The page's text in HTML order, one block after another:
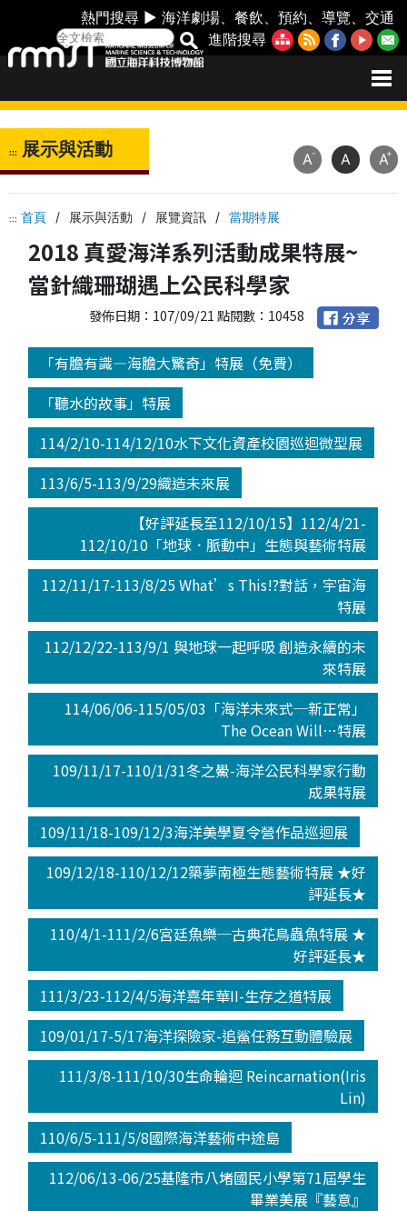
熱門搜尋 ►海洋劇場 、餐飲 、預約 、導覽 、交通
進階搜尋
::: 展示與活動
::: 首頁 / 展示與活動 / 展覽資訊 / 當期特展
A- A A+
2018 真愛海洋系列活動成果特展~
當針織珊瑚遇上公民科學家
發佈日期：107/09/21 點閱數：10458
「有膽有識—海膽大驚奇」特展（免費）
「聽水的故事」特展
114/2/10-114/12/10水下文化資產校園巡迴微型展
113/6/5-113/9/29織造未來展
【好評延長至112/10/15】112/4/21-
112/10/10「地球．脈動中」生態與藝術特展
112/11/17-113/8/25 What’s This!?對話，宇宙海
特展
112/12/22-113/9/1 與地球一起呼吸 創造永續的未
來特展
114/06/06-115/05/03「海洋未來式─新正常」
The Ocean Will…特展
109/11/17-110/1/31冬之鱟-海洋公民科學家行動
成果特展
109/11/18-109/12/3海洋美學夏令營作品巡迴展
109/12/18-110/12/12築夢南極生態藝術特展 ★好
評延長★
110/4/1-111/2/6宮廷魚樂─古典花鳥蟲魚特展 ★
好評延長★
111/3/23-112/4/5海洋嘉年華II-生存之道特展
109/01/17-5/17海洋探險家-追鯊任務互動體驗展
111/3/8-111/10/30生命輪迴 Reincarnation(Iris
Lin)
110/6/5-111/5/8國際海洋藝術中途島
112/06/13-06/25基隆市八堵國民小學第71屆學生
畢業美展『藝意』